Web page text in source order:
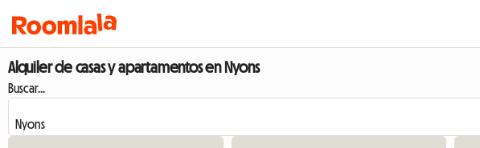
Alquiler de casas y apartamentos en Nyons
Buscar...